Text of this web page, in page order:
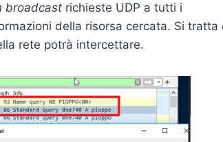
broadcast richieste UDP a tutti i
della risorsa cercata. Si tratta
rete potrà intercettare.